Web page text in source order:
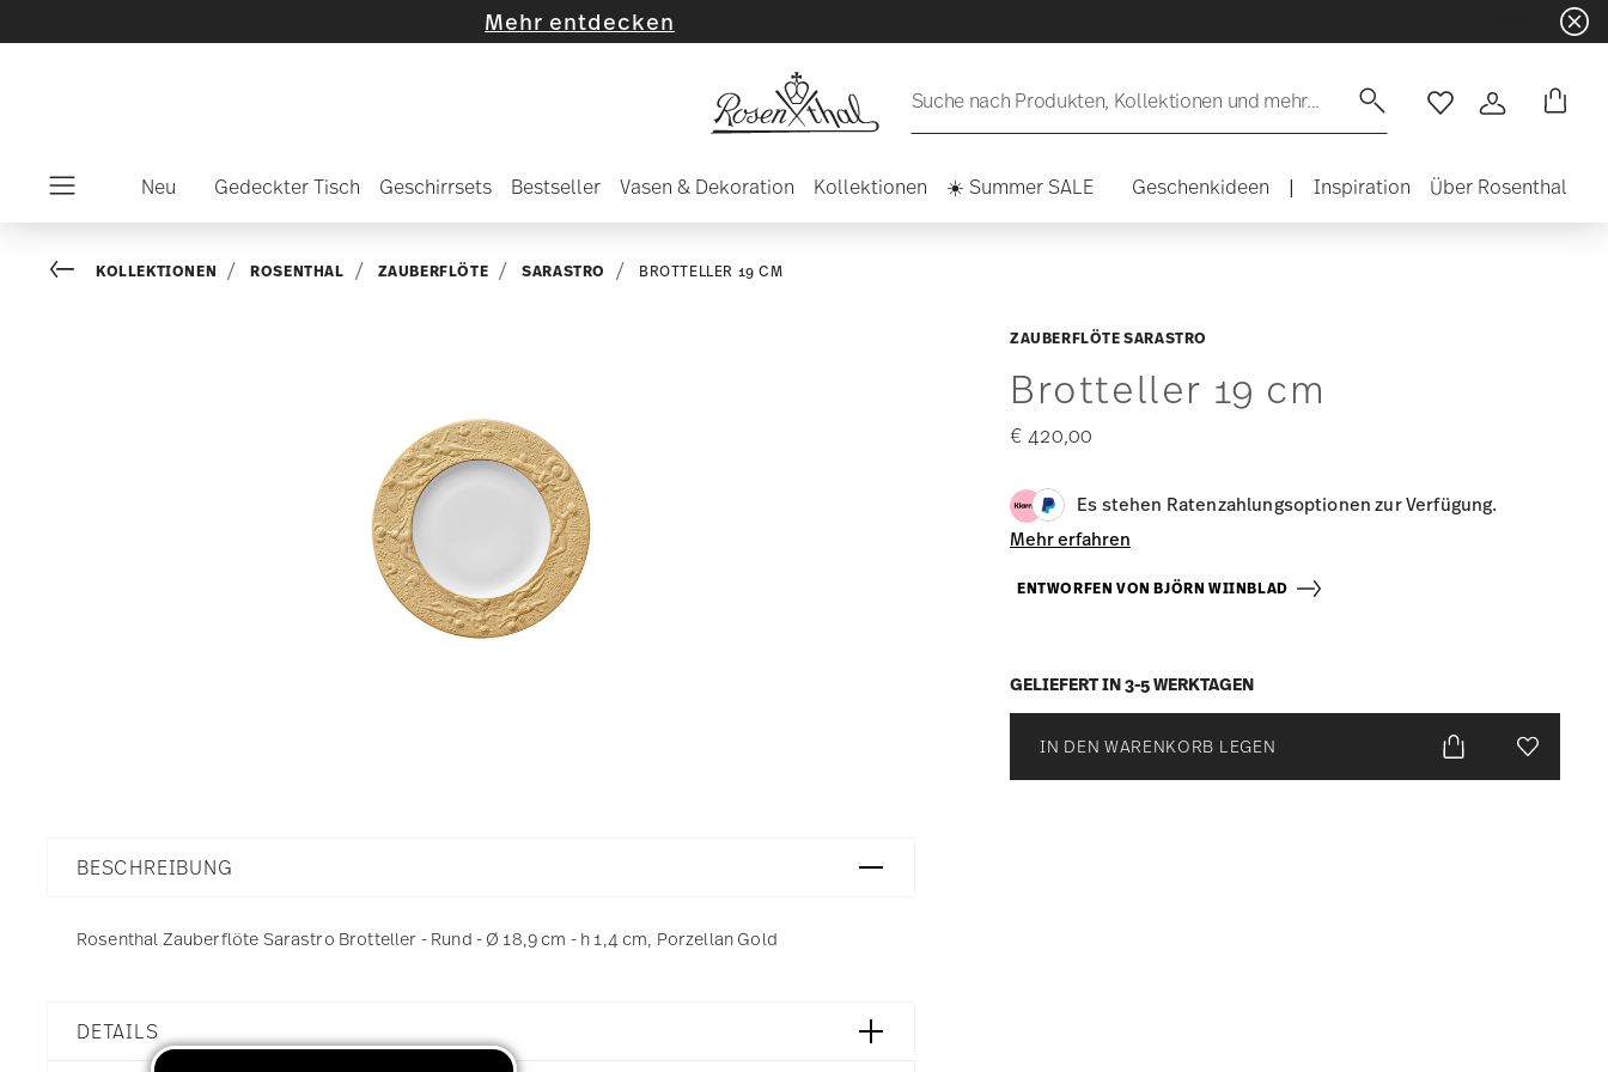
Mehr entdecken
Suche nach Produkten, Kollektionen und mehr... WishlistAnmelden
Neu Gedeckter Tisch Geschirrsets Bestseller Vasen & Dekoration Kollektionen ☀️ Summer SALE Geschenkideen | Inspiration Über Rosenthal
ZAUBERFLÖTE SARASTRO
Brotteller 19 cm
€ 420,00
Es stehen Ratenzahlungsoptionen zur Verfügung.
Mehr erfahren
ENTWORFEN VON BJÖRN WIINBLAD
GELIEFERT IN 3-5 WERKTAGEN
IN DEN WARENKORB LEGEN Add To
Go backKOLLEKTIONEN ROSENTHAL ZAUBERFLÖTE SARASTRO BROTTELLER 19 CM
BESCHREIBUNG
Rosenthal Zauberflöte Sarastro Brotteller - Rund - Ø 18,9 cm - h 1,4 cm, Porzellan Gold
DETAILS